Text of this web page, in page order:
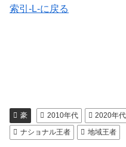
索引-L-に戻る
豪 2010年代 2020年代
ナショナル王者
地域王者